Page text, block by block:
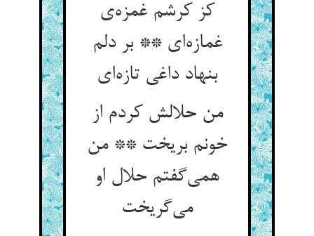
کز کرشم غمزه‌‌ی
غمازه‌‌ای ** بر دلم
من حلالش کردم از
خونم بریخت ** من
همی‌‌گفتم حلال او